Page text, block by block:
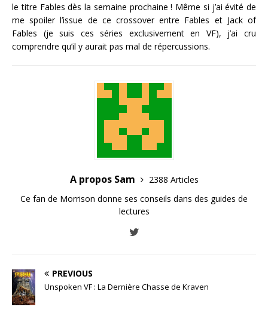
le titre Fables dès la semaine prochaine ! Même si j’ai évité de
me spoiler l’issue de ce crossover entre Fables et Jack of
Fables (je suis ces séries exclusivement en VF), j’ai cru
comprendre qu’il y aurait pas mal de répercussions.
A propos Sam
2388 Articles
Ce fan de Morrison donne ses conseils dans des guides de
lectures
PREVIOUS
Unspoken VF : La Dernière Chasse de Kraven